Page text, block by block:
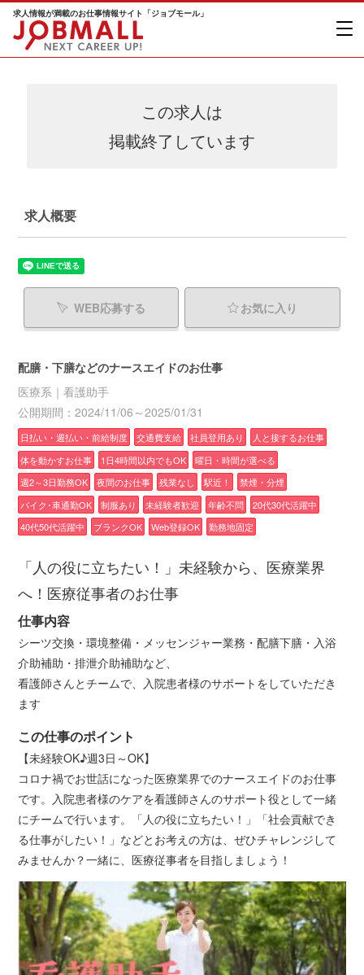
求人情報が満載のお仕事情報サイト「ジョブモール」
この求人は
掲載終了しています
求人概要
WEB応募する お気に入り
配膳・下膳などのナースエイドのお仕事
医療系｜看護助手
公開期間：2024/11/06～2025/01/31
日払い・週払い・前給制度 交通費支給 社員登用あり
人と接するお仕事
体を動かすお仕事
1日4時間以内でもOK
曜日・時間が選べる
週2～3日勤務OK
夜間のお仕事 残業なし 駅近！
禁煙・分煙
バイク･車通勤OK
制服あり 未経験者歓迎 年齢不問
20代30代活躍中
40代50代活躍中
ブランクOK Web登録OK 勤務地固定
「人の役に立ちたい！」未経験から、医療業界
へ！医療従事者のお仕事
仕事内容
シーツ交換・環境整備・メッセンジャー業務・配膳下膳・入浴
介助補助・排泄介助補助など、
看護師さんとチームで、入院患者様のサポートをしていただき
ます
この仕事のポイント
【未経験OK♪週3日～OK】
コロナ禍でお世話になった医療業界でのナースエイドのお仕事
です。入院患者様のケアを看護師さんのサポート役として一緒
にチームで行います。「人の役に立ちたい！」「社会貢献でき
る仕事がしたい！」などとお考えの方は、ぜひチャレンジして
みませんか？一緒に、医療従事者を目指しましょう！